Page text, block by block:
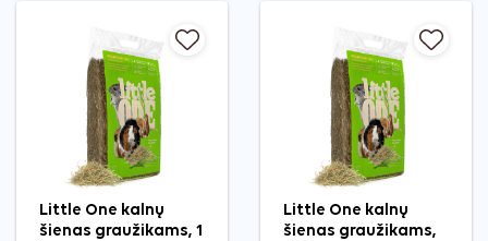
Little One kalnų
šienas graužikams, 1
Little One kalnų
šienas graužikams,